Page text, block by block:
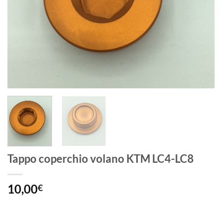
Tappo coperchio volano KTM LC4-LC8
10,00€